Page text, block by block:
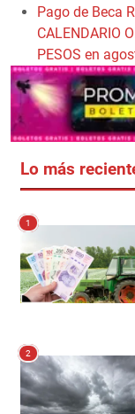
Pago de Beca
CALENDARIO
PESOS en
Lo más
1
2